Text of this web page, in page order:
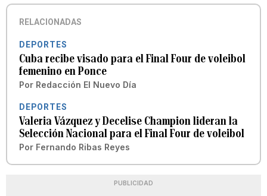
RELACIONADAS
DEPORTES
Cuba recibe visado para el Final Four de voleibol
femenino en Ponce
Por Redacción El Nuevo Día
DEPORTES
Valeria Vázquez y Decelise Champion lideran la
Selección Nacional para el Final Four de voleibol
Por Fernando Ribas Reyes
PUBLICIDAD